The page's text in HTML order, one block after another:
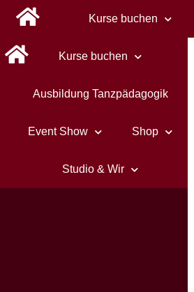
Kurse buchen
Kurse buchen
Ausbildung Tanzpädagogik
Event Show Shop
Studio & Wir